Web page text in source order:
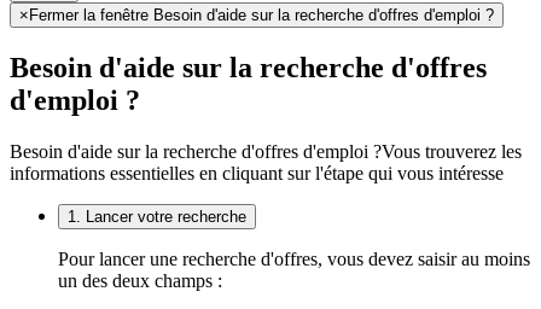
× Fermer la fenêtre Besoin d'aide sur la recherche d'offres d'emploi ?
Besoin d'aide sur la recherche d'offres
d'emploi ?
Besoin d'aide sur la recherche d'offres d'emploi ?Vous trouverez les
informations essentielles en cliquant sur l'étape qui vous intéresse
1. Lancer votre recherche
Pour lancer une recherche d'offres, vous devez saisir au moins
un des deux champs :